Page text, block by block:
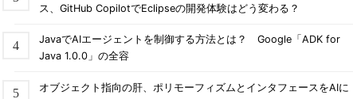
ス、GitHub CopilotでEclipseの開発体験はどう変わる？
JavaでAIエージェントを制御する方法とは？ Google「ADK for
Java 1.0.0」の全容
オブジェクト指向の肝、ポリモーフィズムとインタフェースをAIに